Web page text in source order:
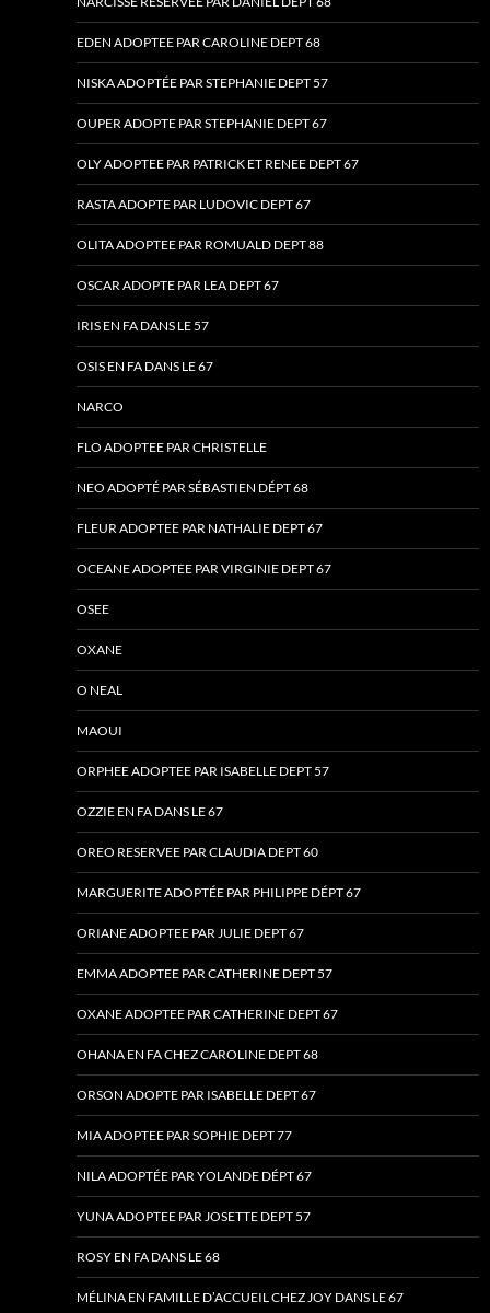
EDEN ADOPTEE PAR CAROLINE DEPT 68
NISKA ADOPTÉE PAR STEPHANIE DEPT 57
OUPER ADOPTE PAR STEPHANIE DEPT 67
OLY ADOPTEE PAR PATRICK ET RENEE DEPT 67
RASTA ADOPTE PAR LUDOVIC DEPT 67
OLITA ADOPTEE PAR ROMUALD DEPT 88
OSCAR ADOPTE PAR LEA DEPT 67
IRIS EN FA DANS LE 57
OSIS EN FA DANS LE 67
NARCO
FLO ADOPTEE PAR CHRISTELLE
NEO ADOPTÉ PAR SÉBASTIEN DÉPT 68
FLEUR ADOPTEE PAR NATHALIE DEPT 67
OCEANE ADOPTEE PAR VIRGINIE DEPT 67
OSEE
OXANE
O NEAL
MAOUI
ORPHEE ADOPTEE PAR ISABELLE DEPT 57
OZZIE EN FA DANS LE 67
OREO RESERVEE PAR CLAUDIA DEPT 60
MARGUERITE ADOPTÉE PAR PHILIPPE DÉPT 67
ORIANE ADOPTEE PAR JULIE DEPT 67
EMMA ADOPTEE PAR CATHERINE DEPT 57
OXANE ADOPTEE PAR CATHERINE DEPT 67
OHANA EN FA CHEZ CAROLINE DEPT 68
ORSON ADOPTE PAR ISABELLE DEPT 67
MIA ADOPTEE PAR SOPHIE DEPT 77
NILA ADOPTÉE PAR YOLANDE DÉPT 67
YUNA ADOPTEE PAR JOSETTE DEPT 57
ROSY EN FA DANS LE 68
MÉLINA EN FAMILLE D’ACCUEIL CHEZ JOY DANS LE 67